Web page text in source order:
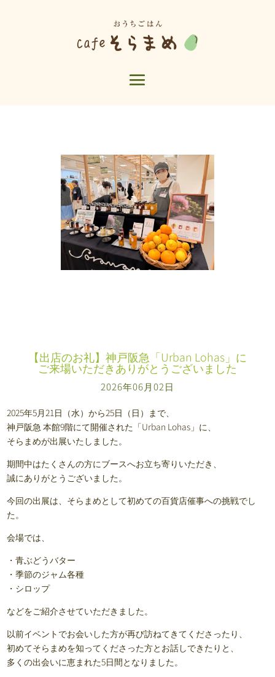
【出店のお礼】神戸阪急「Urban Lohas」に
ご来場いただきありがとうございました
2026年06月02日
2025年5月21日（水）から25日（日）まで、
神戸阪急 本館9階にて開催された「Urban Lohas」に、
そらまめが出展いたしました。
期間中はたくさんの方にブースへお立ち寄りいただき、
誠にありがとうございました。
今回の出展は、そらまめとして初めての百貨店催事への挑戦でし
た。
会場では、
・青ぶどうバター
・季節のジャム各種
・シロップ
などをご紹介させていただきました。
以前イベントでお会いした方が再び訪ねてきてくださったり、
初めてそらまめを知ってくださった方とお話しできたりと、
多くの出会いに恵まれた5日間となりました。